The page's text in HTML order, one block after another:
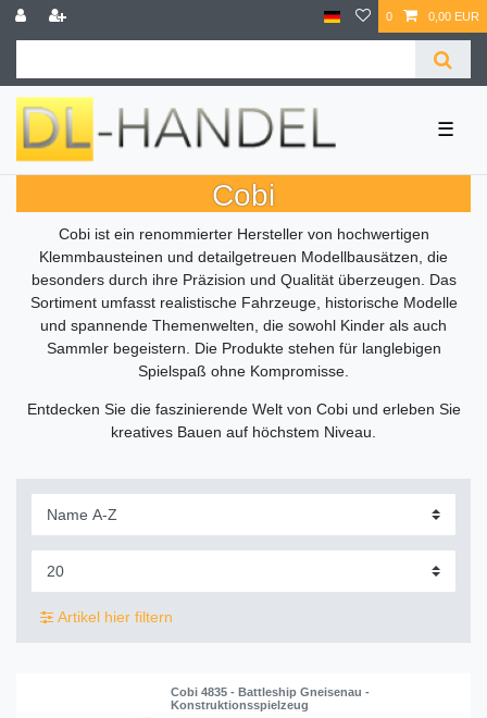
0 0,00 EUR
☰
Cobi
Cobi ist ein renommierter Hersteller von hochwertigen
Klemmbausteinen und detailgetreuen Modellbausätzen, die
besonders durch ihre Präzision und Qualität überzeugen. Das
Sortiment umfasst realistische Fahrzeuge, historische Modelle
und spannende Themenwelten, die sowohl Kinder als auch
Sammler begeistern. Die Produkte stehen für langlebigen
Spielspaß ohne Kompromisse.
Entdecken Sie die faszinierende Welt von Cobi und erleben Sie
kreatives Bauen auf höchstem Niveau.
Artikel hier filtern
Cobi 4835 - Battleship Gneisenau -
Konstruktionsspielzeug